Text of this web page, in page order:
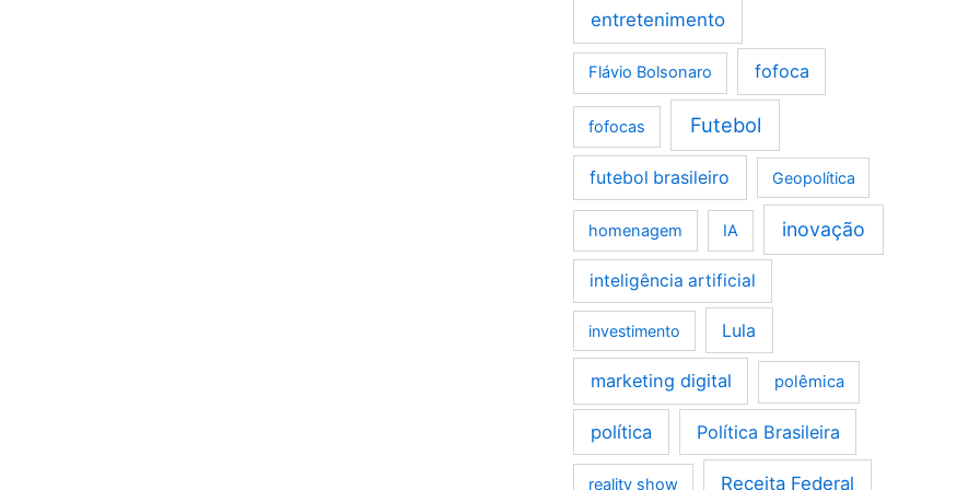
entretenimento
Flávio Bolsonaro fofoca
fofocas Futebol
futebol brasileiro Geopolítica
homenagem IA inovação
inteligência artificial
investimento Lula
marketing digital polêmica
política Política Brasileira
reality show Receita Federal